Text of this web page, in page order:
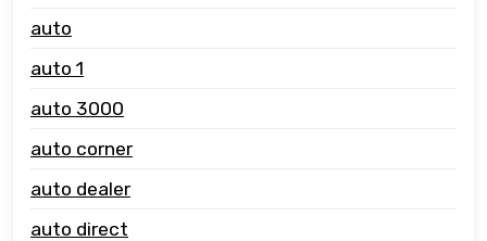
auto
auto 1
auto 3000
auto corner
auto dealer
auto direct